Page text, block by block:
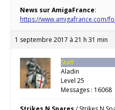
News sur AmigaFrance:
https://www.amigafrance.com/
1 septembre 2017 à 21 h 31 min
Staff
Aladin
Level 25
Messages : 16068